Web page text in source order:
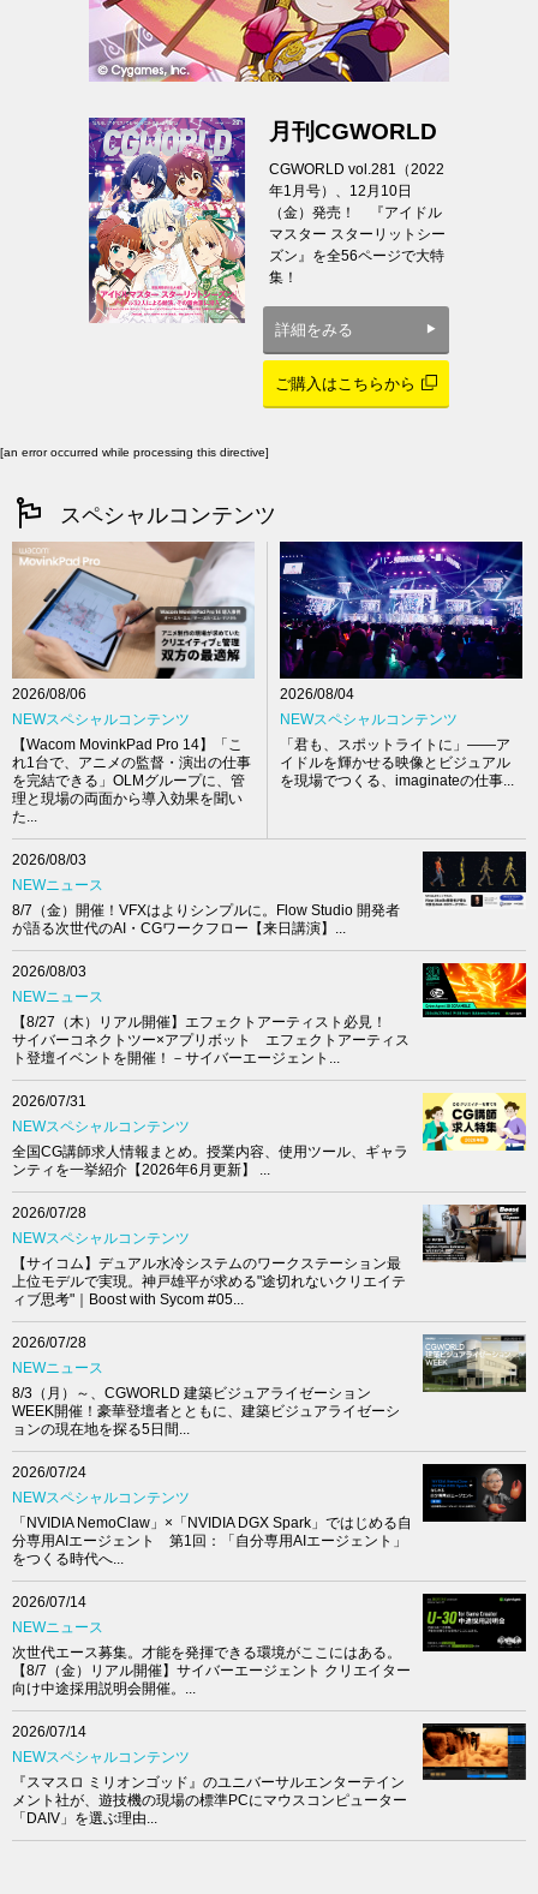
月刊CGWORLD
CGWORLD vol.281（2022
年1月号）、12月10日
（金）発売！ 『アイドル
マスター スターリットシー
ズン』を全56ページで大特
集！
詳細をみる
ご購入はこちらから
[an error occurred while processing this directive]
スペシャルコンテンツ
2026/08/06
NEWスペシャルコンテンツ
【Wacom MovinkPad Pro 14】「こ
れ1台で、アニメの監督・演出の仕事
を完結できる」OLMグループに、管
理と現場の両面から導入効果を聞い
た...
2026/08/04
NEWスペシャルコンテンツ
「君も、スポットライトに」――ア
イドルを輝かせる映像とビジュアル
を現場でつくる、imaginateの仕事...
2026/08/03
NEWニュース
8/7（金）開催！VFXはよりシンプルに。Flow Studio 開発者
が語る次世代のAI・CGワークフロー【来日講演】...
2026/08/03
NEWニュース
【8/27（木）リアル開催】エフェクトアーティスト必見！
サイバーコネクトツー×アプリボット エフェクトアーティス
ト登壇イベントを開催！－サイバーエージェント...
2026/07/31
NEWスペシャルコンテンツ
全国CG講師求人情報まとめ。授業内容、使用ツール、ギャラ
ンティを一挙紹介【2026年6月更新】 ...
2026/07/28
NEWスペシャルコンテンツ
【サイコム】デュアル水冷システムのワークステーション最
上位モデルで実現。神戸雄平が求める"途切れないクリエイテ
ィブ思考"｜Boost with Sycom #05...
2026/07/28
NEWニュース
8/3（月）～、CGWORLD 建築ビジュアライゼーション
WEEK開催！豪華登壇者とともに、建築ビジュアライゼーシ
ョンの現在地を探る5日間...
2026/07/24
NEWスペシャルコンテンツ
「NVIDIA NemoClaw」×「NVIDIA DGX Spark」ではじめる自
分専用AIエージェント 第1回：「自分専用AIエージェント」
をつくる時代へ...
2026/07/14
NEWニュース
次世代エース募集。才能を発揮できる環境がここにはある。
【8/7（金）リアル開催】サイバーエージェント クリエイター
向け中途採用説明会開催。...
2026/07/14
NEWスペシャルコンテンツ
『スマスロ ミリオンゴッド』のユニバーサルエンターテイン
メント社が、遊技機の現場の標準PCにマウスコンピューター
「DAIV」を選ぶ理由...